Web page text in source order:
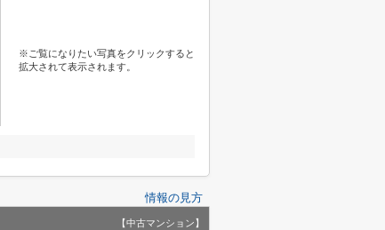
※ご覧になりたい写真をクリックすると
拡大されて表示されます。
情報の見方
【中古マンション】